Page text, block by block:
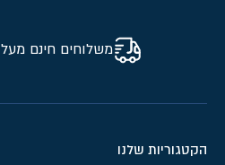
משלוחים חינם מעל 299 ₪
הקטגוריות שלנו